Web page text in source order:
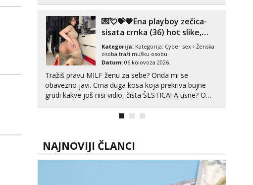
💌💘💝💗Ena playboy zečica-
sisata crnka (36) hot slike,
videa i c2c💗
Kategorija: Kategorija: Cyber sex
Ženska
osoba traži mušku osobu
Datum: 06.kolovoza 2026.
Tražiš pravu MILF ženu za sebe? Onda mi se
obavezno javi. Crna duga kosa koja prekriva bujne
grudi kakve još nisi vidio, čista ŠESTICA! A usne? O
će ti se urezati u pamćenje, jer vjeruj mi, takve još
NAJNOVIJI ČLANCI